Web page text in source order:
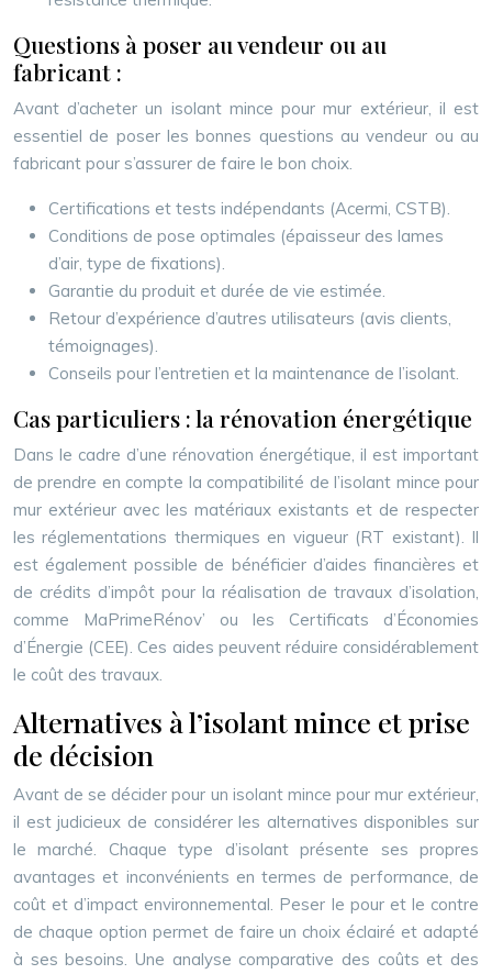
Questions à poser au vendeur ou au
fabricant :
Avant d’acheter un isolant mince pour mur extérieur, il est
essentiel de poser les bonnes questions au vendeur ou au
fabricant pour s’assurer de faire le bon choix.
Certifications et tests indépendants (Acermi, CSTB).
Conditions de pose optimales (épaisseur des lames
d’air, type de fixations).
Garantie du produit et durée de vie estimée.
Retour d’expérience d’autres utilisateurs (avis clients,
témoignages).
Conseils pour l’entretien et la maintenance de l’isolant.
Cas particuliers : la rénovation énergétique
Dans le cadre d’une rénovation énergétique, il est important
de prendre en compte la compatibilité de l’isolant mince pour
mur extérieur avec les matériaux existants et de respecter
les réglementations thermiques en vigueur (RT existant). Il
est également possible de bénéficier d’aides financières et
de crédits d’impôt pour la réalisation de travaux d’isolation,
comme MaPrimeRénov’ ou les Certificats d’Économies
d’Énergie (CEE). Ces aides peuvent réduire considérablement
le coût des travaux.
Alternatives à l’isolant mince et prise
de décision
Avant de se décider pour un isolant mince pour mur extérieur,
il est judicieux de considérer les alternatives disponibles sur
le marché. Chaque type d’isolant présente ses propres
avantages et inconvénients en termes de performance, de
coût et d’impact environnemental. Peser le pour et le contre
de chaque option permet de faire un choix éclairé et adapté
à ses besoins. Une analyse comparative des coûts et des